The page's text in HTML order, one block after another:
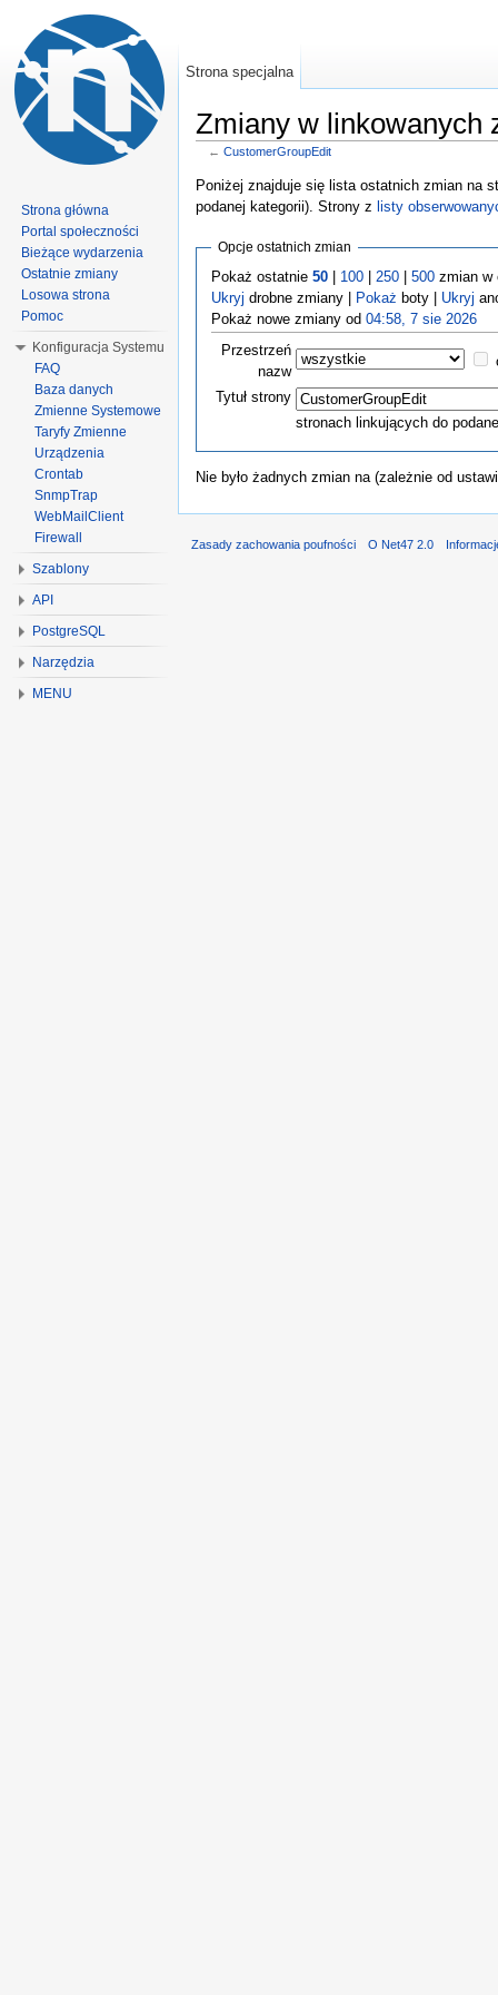
Zmiany w linkowanych
← CustomerGroupEdit
Poniżej znajduje się lista ostatnich zmian na
podanej kategorii). Strony z listy
Opcje ostatnich zmian
Pokaż ostatnie 50| 100| 250| 500zmian w
Ukryj drobne zmiany | Pokaż boty | Ukryj
Pokaż nowe zmiany od 04:58, 7 sie 2026
Przestrzeń
nazw
Tytuł strony
stronach linkujących do
Nie było żadnych zmian na (zależnie od
Strona specjalna
Strona główna
Portal społeczności
Bieżące wydarzenia
Ostatnie zmiany
Losowa strona
Pomoc
Konfiguracja Systemu
FAQ
Baza danych
Zmienne Systemowe
Taryfy Zmienne
Urządzenia
Crontab
SnmpTrap
WebMailClient
Firewall
Szablony
API
PostgreSQL
Narzędzia
MENU
Zasady zachowania poufności O Net47 2.0